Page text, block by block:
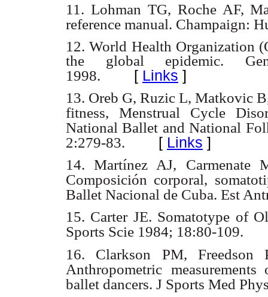
11. Lohman TG, Roche AF,
reference manual. Champaign:
12. World Health Organization
the global epidemic.
1998. [ Links ]
13. Oreb G, Ruzic L, Matkovic
fitness, Menstrual Cycle
National Ballet and National
2:279-83. [ Links ]
14. Martínez AJ,
Composición corporal,
Ballet Nacional de Cuba. Est
15. Carter JE. Somatotype of
Sports Scie 1984; 18:80-109.
16. Clarkson PM,
Anthropometric
ballet dancers. J Sports Med